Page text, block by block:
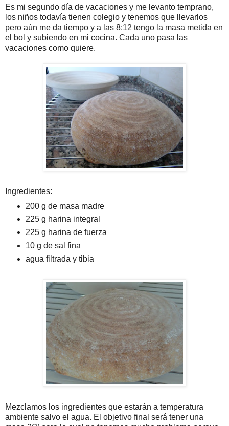
Es mi segundo día de vacaciones y me levanto temprano,
los niños todavía tienen colegio y tenemos que llevarlos
pero aún me da tiempo y a las 8:12 tengo la masa metida en
el bol y subiendo en mi cocina. Cada uno pasa las
vacaciones como quiere.
Ingredientes:
200 g de masa madre
225 g harina integral
225 g harina de fuerza
10 g de sal fina
agua filtrada y tibia
Mezclamos los ingredientes que estarán a temperatura
ambiente salvo el agua. El objetivo final será tener una